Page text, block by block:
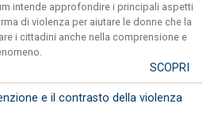
intende approfondire i principali aspetti
di violenza per aiutare le donne che la
i cittadini anche nella comprensione e
SCOPRI
e il contrasto della violenza